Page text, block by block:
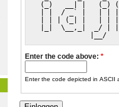
(_)   __| |   (_)
| |  / _` |   | | |
| | | (_| |   | |
|_|  \__,_|  _/ |
Enter the code above: *
Enter the code depicted in ASCII